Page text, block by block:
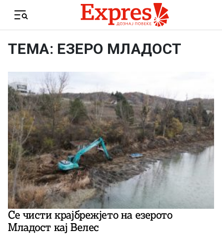
Menu
ТЕМА: ЕЗЕРО МЛАДОСТ
Се чисти крајбрежјето на езерото
Младост кај Велес